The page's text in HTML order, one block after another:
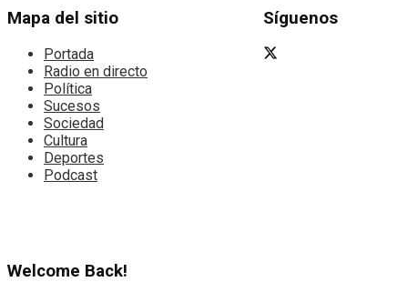
Mapa del sitio
Portada
Radio en directo
Política
Sucesos
Sociedad
Cultura
Deportes
Podcast
Síguenos
Welcome Back!